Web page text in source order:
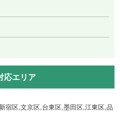
応エリア
宿区,文京区,台東区,墨田区,江東区,品